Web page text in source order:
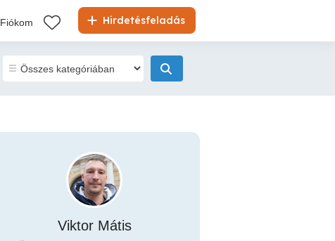
Hirdetésfeladás
Fiókom
Viktor Mátis